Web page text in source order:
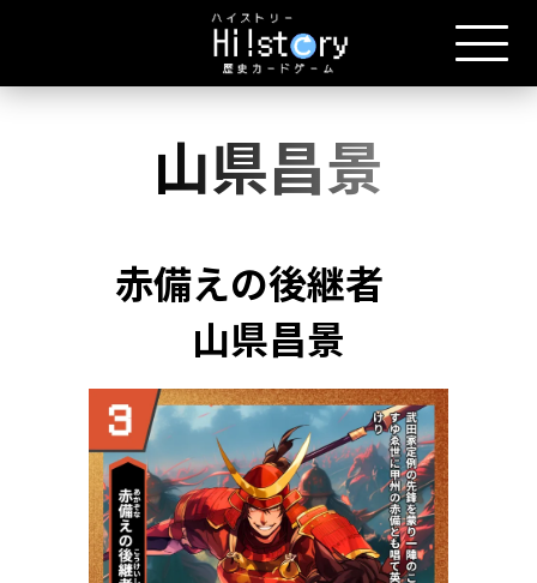
山県昌景
赤備えの後継者
山県昌景